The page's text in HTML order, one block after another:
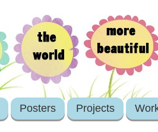
Posters Projects